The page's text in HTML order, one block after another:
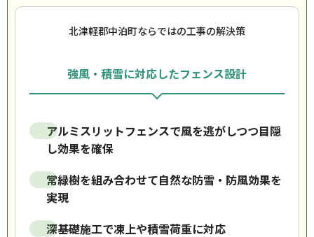
北津軽郡中泊町ならではの工事の解決策
強風・積雪に対応したフェンス設計
アルミスリットフェンスで風を逃がしつつ目隠
し効果を確保
常緑樹を組み合わせて自然な防雪・防風効果を
実現
深基礎施工で凍上や積雪荷重に対応